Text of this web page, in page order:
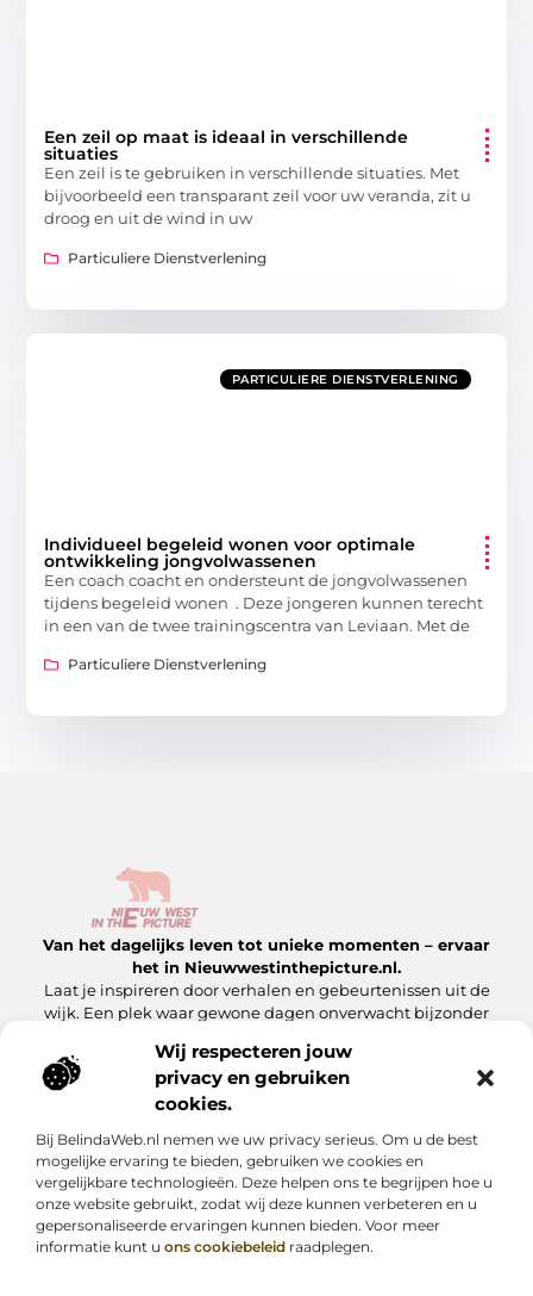
Wij respecteren jouw
privacy en gebruiken
cookies.
Bij BelindaWeb.nl nemen we uw privacy serieus. Om u de best
mogelijke ervaring te bieden, gebruiken we cookies en
vergelijkbare technologieën. Deze helpen ons te begrijpen hoe u
onze website gebruikt, zodat wij deze kunnen verbeteren en u
gepersonaliseerde ervaringen kunnen bieden. Voor meer
informatie kunt u ons cookiebeleid raadplegen.
Een zeil op maat is ideaal in verschillende
situaties
Een zeil is te gebruiken in verschillende situaties. Met
bijvoorbeeld een transparant zeil voor uw veranda, zit u
droog en uit de wind in uw
Particuliere Dienstverlening
PARTICULIERE DIENSTVERLENING
Individueel begeleid wonen voor optimale
ontwikkeling jongvolwassenen
Een coach coacht en ondersteunt de jongvolwassenen
tijdens begeleid wonen . Deze jongeren kunnen terecht
in een van de twee trainingscentra van Leviaan. Met de
Particuliere Dienstverlening
Van het dagelijks leven tot unieke momenten – ervaar
het in Nieuwwestinthepicture.nl.
Laat je inspireren door verhalen en gebeurtenissen uit de
wijk. Een plek waar gewone dagen onverwacht bijzonder
Onze informatie
Bericht categorie